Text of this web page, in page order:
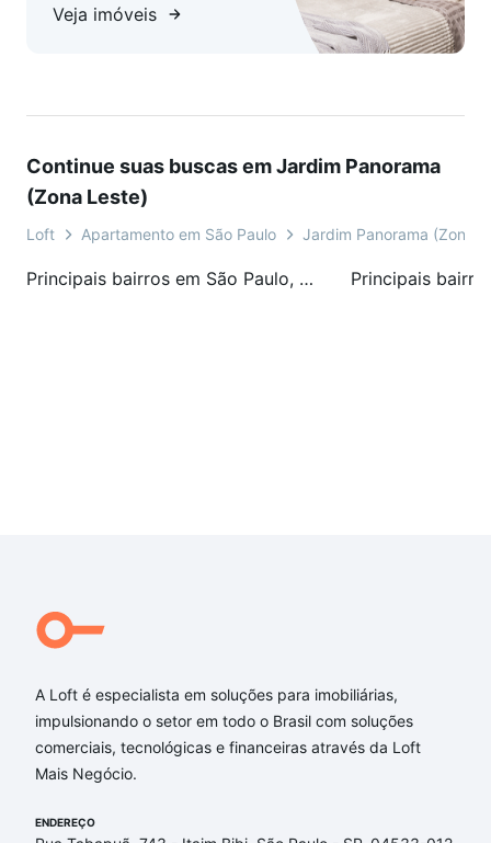
Veja imóveis
Continue suas buscas em Jardim Panorama
(Zona Leste)
Loft Apartamento em São Paulo Jardim Panorama (Zona
Principais bairros em São Paulo, SP
A Loft é especialista em soluções para imobiliárias,
impulsionando o setor em todo o Brasil com soluções
comerciais, tecnológicas e financeiras através da Loft
Mais Negócio.
ENDEREÇO